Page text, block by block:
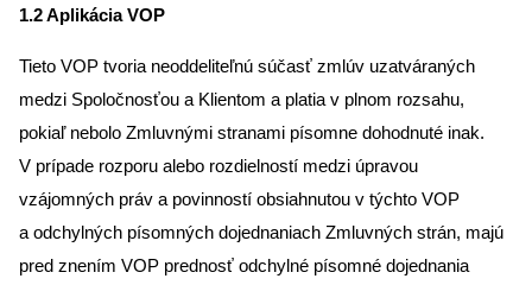
1.2 Aplikácia VOP
Tieto VOP tvoria neoddeliteľnú súčasť zmlúv uzatváraných
medzi Spoločnosťou a Klientom a platia v plnom rozsahu,
pokiaľ nebolo Zmluvnými stranami písomne dohodnuté inak.
V prípade rozporu alebo rozdielností medzi úpravou
vzájomných práv a povinností obsiahnutou v týchto VOP
a odchylných písomných dojednaniach Zmluvných strán, majú
pred znením VOP prednosť odchylné písomné dojednania